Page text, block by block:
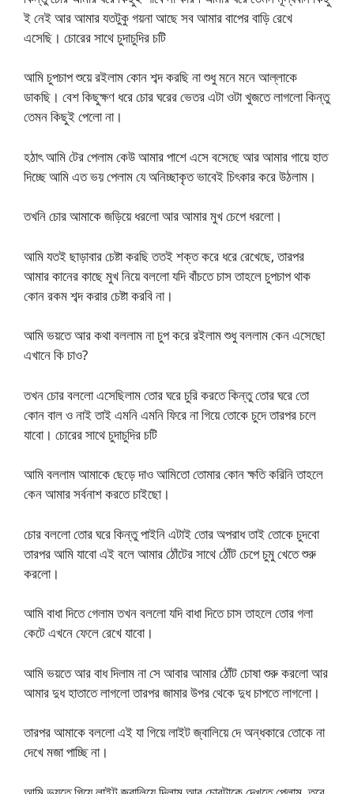
ই নেই আর আমার যতটুকু গয়না আছে সব আমার বাপের বাড়ি রেখে
এসেছি। চোরের সাথে চুদাচুদির চটি
আমি চুপচাপ শুয়ে রইলাম কোন শব্দ করছি না শুধু মনে মনে আল্লাকে
ডাকছি। বেশ কিছুক্ষণ ধরে চোর ঘরের ভেতর এটা ওটা খুজতে লাগলো কিন্তু
তেমন কিছুই পেলো না।
হঠাৎ আমি টের পেলাম কেউ আমার পাশে এসে বসেছে আর আমার গায়ে হাত
দিচ্ছে আমি এত ভয় পেলাম যে অনিচ্ছাকৃত ভাবেই চিৎকার করে উঠলাম।
তখনি চোর আমাকে জড়িয়ে ধরলো আর আমার মুখ চেপে ধরলো।
আমি যতই ছাড়াবার চেষ্টা করছি ততই শক্ত করে ধরে রেখেছে, তারপর
আমার কানের কাছে মুখ নিয়ে বললো যদি বাঁচতে চাস তাহলে চুপচাপ থাক
কোন রকম শব্দ করার চেষ্টা করবি না।
আমি ভয়তে আর কথা বললাম না চুপ করে রইলাম শুধু বললাম কেন এসেছো
এখানে কি চাও?
তখন চোর বললো এসেছিলাম তোর ঘরে চুরি করতে কিন্তু তোর ঘরে তো
কোন বাল ও নাই তাই এমনি এমনি ফিরে না গিয়ে তোকে চুদে তারপর চলে
যাবো। চোরের সাথে চুদাচুদির চটি
আমি বললাম আমাকে ছেড়ে দাও আমিতো তোমার কোন ক্ষতি করিনি তাহলে
কেন আমার সর্বনাশ করতে চাইছো।
চোর বললো তোর ঘরে কিন্তু পাইনি এটাই তোর অপরাধ তাই তোকে চুদবো
তারপর আমি যাবো এই বলে আমার ঠোঁটের সাথে ঠোঁট চেপে চুমু খেতে শুরু
করলো।
আমি বাধা দিতে গেলাম তখন বললো যদি বাধা দিতে চাস তাহলে তোর গলা
কেটে এখনে ফেলে রেখে যাবো।
আমি ভয়তে আর বাধ দিলাম না সে আবার আমার ঠোঁট চোষা শুরু করলো আর
আমার দুধ হাতাতে লাগলো তারপর জামার উপর থেকে দুধ চাপতে লাগলো।
তারপর আমাকে বললো এই যা গিয়ে লাইট জ্বালিয়ে দে অন্ধকারে তোকে না
দেখে মজা পাচ্ছি না।